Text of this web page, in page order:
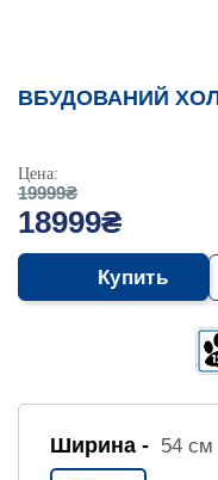
ВБУДОВАНИЙ
Цена:
19999₴
18999₴
Купить
Ширина - 54 см